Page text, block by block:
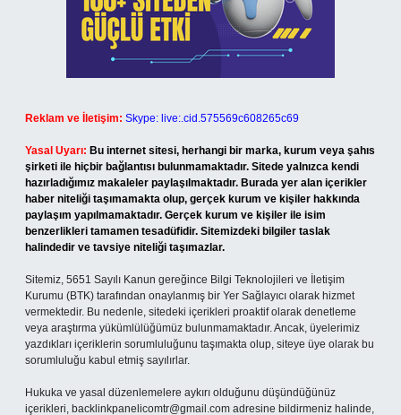
Reklam ve İletişim: Skype: live:.cid.575569c608265c69
Yasal Uyarı: Bu internet sitesi, herhangi bir marka, kurum veya şahıs
şirketi ile hiçbir bağlantısı bulunmamaktadır. Sitede yalnızca kendi
hazırladığımız makaleler paylaşılmaktadır. Burada yer alan içerikler
haber niteliği taşımamakta olup, gerçek kurum ve kişiler hakkında
paylaşım yapılmamaktadır. Gerçek kurum ve kişiler ile isim
benzerlikleri tamamen tesadüfidir. Sitemizdeki bilgiler taslak
halindedir ve tavsiye niteliği taşımazlar.
Sitemiz, 5651 Sayılı Kanun gereğince Bilgi Teknolojileri ve İletişim
Kurumu (BTK) tarafından onaylanmış bir Yer Sağlayıcı olarak hizmet
vermektedir. Bu nedenle, sitedeki içerikleri proaktif olarak denetleme
veya araştırma yükümlülüğümüz bulunmamaktadır. Ancak, üyelerimiz
yazdıkları içeriklerin sorumluluğunu taşımakta olup, siteye üye olarak bu
sorumluluğu kabul etmiş sayılırlar.
Hukuka ve yasal düzenlemelere aykırı olduğunu düşündüğünüz
içerikleri, backlinkpanelicomtr@gmail.com adresine bildirmeniz halinde,